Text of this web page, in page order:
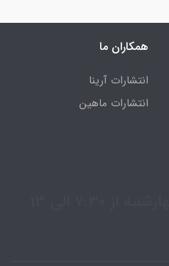
همکاران ما
انتشارات آرینا
انتشارات ماهین